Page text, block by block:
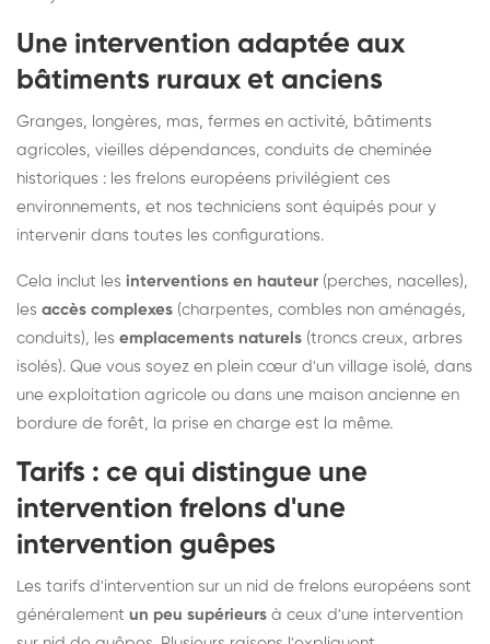
Une intervention adaptée aux
bâtiments ruraux et anciens
Granges, longères, mas, fermes en activité, bâtiments
agricoles, vieilles dépendances, conduits de cheminée
historiques : les frelons européens privilégient ces
environnements, et nos techniciens sont équipés pour y
intervenir dans toutes les configurations.
Cela inclut les interventions en hauteur (perches, nacelles),
les accès complexes (charpentes, combles non aménagés,
conduits), les emplacements naturels (troncs creux, arbres
isolés). Que vous soyez en plein cœur d'un village isolé, dans
une exploitation agricole ou dans une maison ancienne en
bordure de forêt, la prise en charge est la même.
Tarifs : ce qui distingue une
intervention frelons d'une
intervention guêpes
Les tarifs d'intervention sur un nid de frelons européens sont
généralement un peu supérieurs à ceux d'une intervention